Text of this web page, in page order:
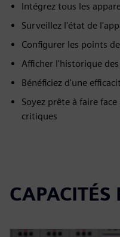
Intégrez tous les
Surveillez l'état de
Configurer les points
Afficher l'historique
Bénéficiez d'une
Soyez prête à faire
critiques
CAPACITÉS